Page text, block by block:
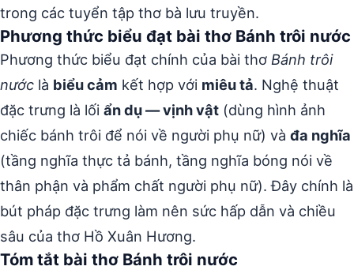
trong các tuyển tập thơ bà lưu truyền.
Phương thức biểu đạt bài thơ Bánh trôi nước
Phương thức biểu đạt chính của bài thơ Bánh trôi
nước là biểu cảm kết hợp với miêu tả. Nghệ thuật
đặc trưng là lối ẩn dụ — vịnh vật (dùng hình ảnh
chiếc bánh trôi để nói về người phụ nữ) và đa nghĩa
(tầng nghĩa thực tả bánh, tầng nghĩa bóng nói về
thân phận và phẩm chất người phụ nữ). Đây chính là
bút pháp đặc trưng làm nên sức hấp dẫn và chiều
sâu của thơ Hồ Xuân Hương.
Tóm tắt bài thơ Bánh trôi nước